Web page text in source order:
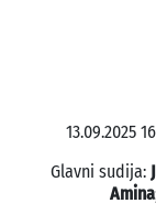
13.09.2025
Glavni sudija:
Amina